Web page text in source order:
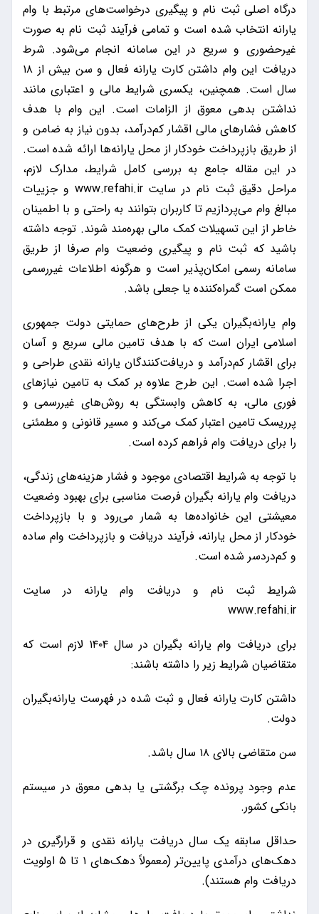
درگاه اصلی ثبت نام و پیگیری درخواست‌های مرتبط با وام
یارانه انتخاب شده است و تمامی فرآیند ثبت نام به صورت
غیرحضوری و سریع در این سامانه انجام می‌شود. شرط
دریافت این وام داشتن کارت یارانه فعال و سن بیش از ۱۸
سال است. همچنین، یکسری شرایط مالی و اعتباری مانند
نداشتن بدهی معوق از الزامات است. این وام با هدف
کاهش فشارهای مالی اقشار کم‌درآمد، بدون نیاز به ضامن و
از طریق بازپرداخت خودکار از محل یارانه‌ها ارائه شده است.
در این مقاله جامع به بررسی کامل شرایط، مدارک لازم،
مراحل دقیق ثبت نام در سایت www.refahi.ir و جزییات
مبالغ وام می‌پردازیم تا کاربران بتوانند به راحتی و با اطمینان
خاطر از این تسهیلات کمک مالی بهره‌مند شوند. توجه داشته
باشید که ثبت نام و پیگیری وضعیت وام صرفا از طریق
سامانه رسمی امکان‌پذیر است و هرگونه اطلاعات غیررسمی
ممکن است گمراه‌کننده یا جعلی باشد.
وام یارانه‌بگیران یکی از طرح‌های حمایتی دولت جمهوری
اسلامی ایران است که با هدف تامین مالی سریع و آسان
برای اقشار کم‌درآمد و دریافت‌کنندگان یارانه نقدی طراحی و
اجرا شده است. این طرح علاوه بر کمک به تامین نیازهای
فوری مالی، به کاهش وابستگی به روش‌های غیررسمی و
پرریسک تامین اعتبار کمک می‌کند و مسیر قانونی و مطمئنی
را برای دریافت وام فراهم کرده است.
با توجه به شرایط اقتصادی موجود و فشار هزینه‌های زندگی،
دریافت وام یارانه بگیران فرصت مناسبی برای بهبود وضعیت
معیشتی این خانواده‌ها به شمار می‌رود و با بازپرداخت
خودکار از محل یارانه، فرآیند دریافت و بازپرداخت وام ساده
و کم‌دردسر شده است.
شرایط ثبت نام و دریافت وام یارانه در سایت
www.refahi.ir
برای دریافت وام یارانه بگیران در سال ۱۴۰۴ لازم است که
متقاضیان شرایط زیر را داشته باشند:
داشتن کارت یارانه فعال و ثبت شده در فهرست یارانه‌بگیران
دولت.
سن متقاضی بالای ۱۸ سال باشد.
عدم وجود پرونده چک برگشتی یا بدهی معوق در سیستم
بانکی کشور.
حداقل سابقه یک سال دریافت یارانه نقدی و قرارگیری در
دهک‌های درآمدی پایین‌تر (معمولاً دهک‌های ۱ تا ۵ اولویت
دریافت وام هستند).